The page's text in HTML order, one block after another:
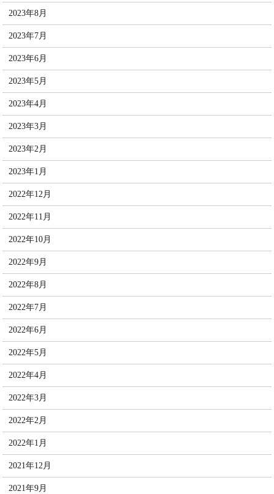
2023年8月
2023年7月
2023年6月
2023年5月
2023年4月
2023年3月
2023年2月
2023年1月
2022年12月
2022年11月
2022年10月
2022年9月
2022年8月
2022年7月
2022年6月
2022年5月
2022年4月
2022年3月
2022年2月
2022年1月
2021年12月
2021年9月